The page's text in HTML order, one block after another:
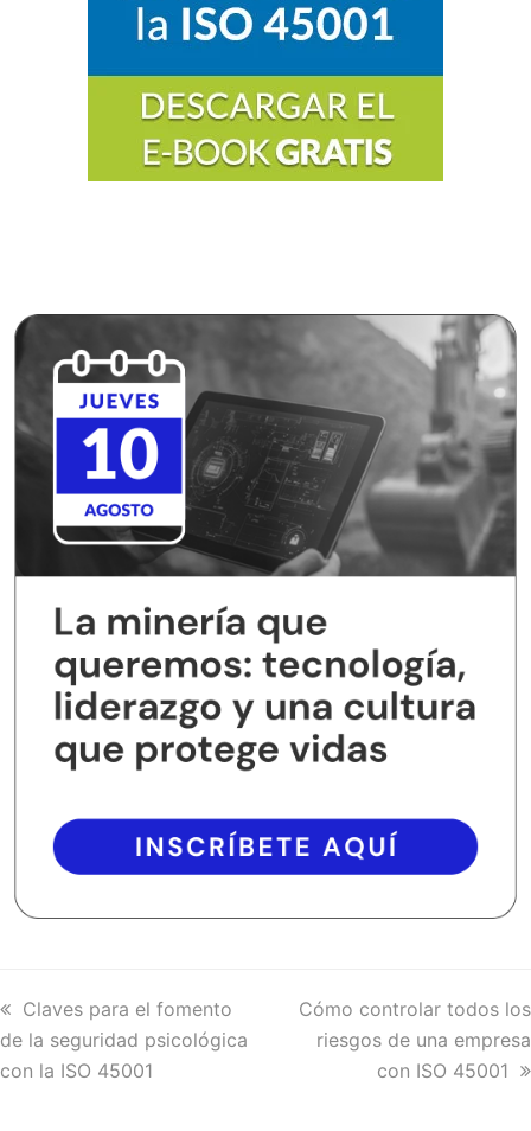
previous
post:
Claves para el fomento
de la seguridad psicológica
con la ISO 45001
next
post:
Cómo controlar todos los
riesgos de una empresa
con ISO 45001